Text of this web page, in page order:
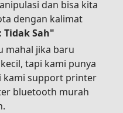
dan bisa kita
dengan kalimat
Sah"
mahal jika baru
tapi kami punya
kami support printer
bluetooth murah